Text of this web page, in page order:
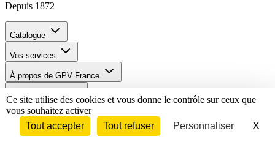
Ce site utilise des cookies et vous donne le contrôle sur ceux que
vous souhaitez activer
Tout accepter
Tout refuser Personnaliser X
Depuis 1872
Catalogue
Vos services
À propos de GPV France
Je personnalise